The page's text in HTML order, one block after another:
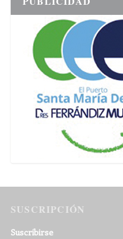
SUSCRIPCIÓN
Suscribirse